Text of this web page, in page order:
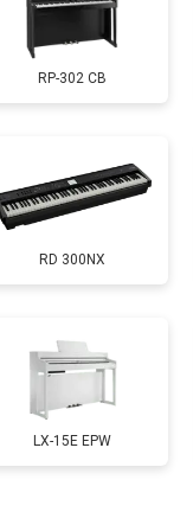
1200 ₽
1500 ₽
2000 ₽
1800 ₽
1200 ₽
RP-302 CB
RD 300NX
LX-15E EPW